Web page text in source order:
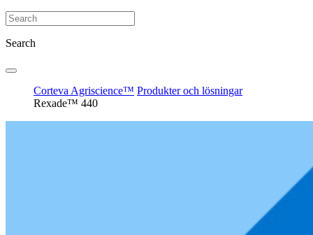
Search
Corteva Agriscience™ Produkter och lösningar
Rexade™ 440